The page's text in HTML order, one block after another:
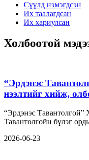
Сүүлд нэмэгдсэн
Их таалагдсан
Их хариулсан
Холбоотой
“Эрдэнэс
нээлтийг хийж,
“Эрдэнэс Тавантолгой”
Тавантолгойн бүлэг
2026-06-23